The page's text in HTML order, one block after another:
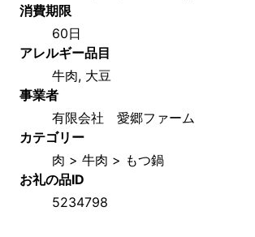
消費期限
60日
アレルギー品目
牛肉, 大豆
事業者
有限会社　愛郷ファーム
カテゴリー
肉 > 牛肉 > もつ鍋
お礼の品ID
5234798